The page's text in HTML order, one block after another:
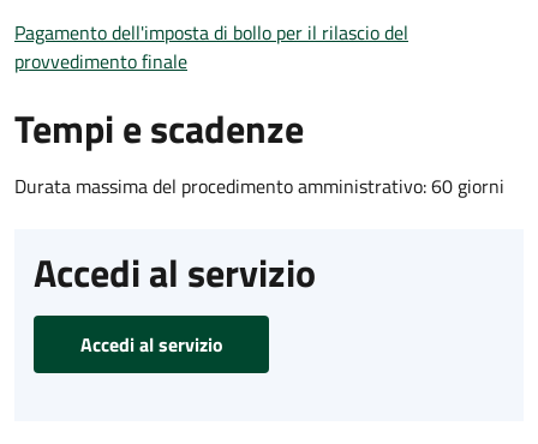
Pagamento dell'imposta di bollo per il rilascio del
provvedimento finale
Tempi e scadenze
Durata massima del procedimento amministrativo: 60 giorni
Accedi al servizio
Accedi al servizio